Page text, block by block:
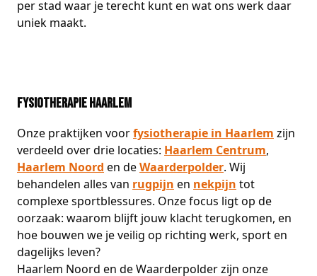
per stad waar je terecht kunt en wat ons werk daar
uniek maakt.
Fysiotherapie Haarlem
Onze praktijken voorfysiotherapie in Haarlem zijn
verdeeld over drie locaties: Haarlem Centrum,
Haarlem Noord en deWaarderpolder. Wij
behandelen alles van rugpijn en nekpijn tot
complexe sportblessures. Onze focus ligt op de
oorzaak: waarom blijft jouw klacht terugkomen, en
hoe bouwen we je veilig op richting werk, sport en
dagelijks leven?
Haarlem Noord en de Waarderpolder zijn onze